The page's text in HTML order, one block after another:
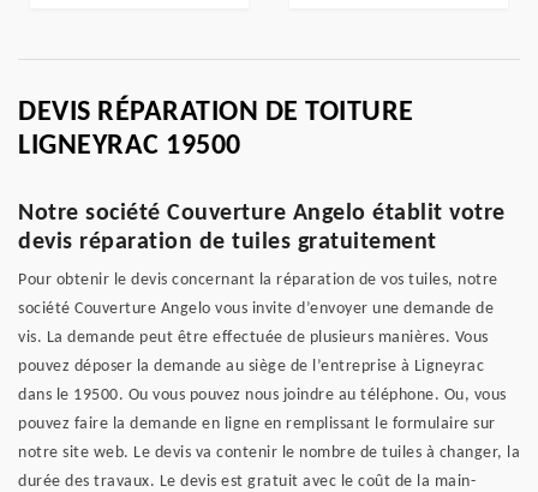
DEVIS RÉPARATION DE TOITURE
LIGNEYRAC 19500
Notre société Couverture Angelo établit votre
devis réparation de tuiles gratuitement
Pour obtenir le devis concernant la réparation de vos tuiles, notre
société Couverture Angelo vous invite d’envoyer une demande de
vis. La demande peut être effectuée de plusieurs manières. Vous
pouvez déposer la demande au siège de l’entreprise à Ligneyrac
dans le 19500. Ou vous pouvez nous joindre au téléphone. Ou, vous
pouvez faire la demande en ligne en remplissant le formulaire sur
notre site web. Le devis va contenir le nombre de tuiles à changer, la
durée des travaux. Le devis est gratuit avec le coût de la main-